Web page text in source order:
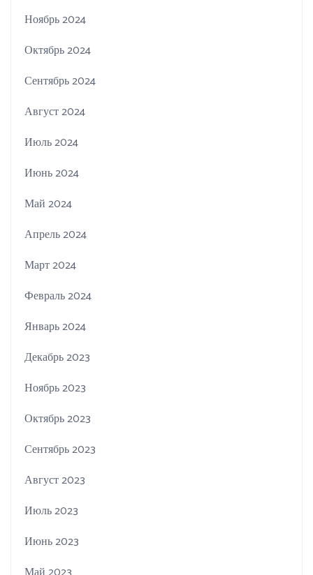
Ноябрь 2024
Октябрь 2024
Сентябрь 2024
Август 2024
Июль 2024
Июнь 2024
Май 2024
Апрель 2024
Март 2024
Февраль 2024
Январь 2024
Декабрь 2023
Ноябрь 2023
Октябрь 2023
Сентябрь 2023
Август 2023
Июль 2023
Июнь 2023